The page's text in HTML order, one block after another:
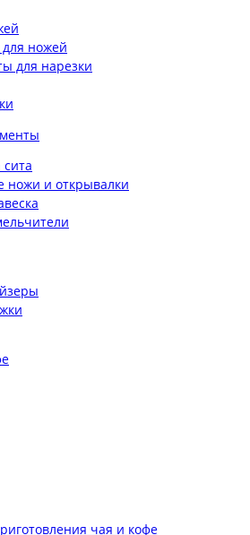
для ножей
для нарезки
ножи и открывалки
чая и кофе